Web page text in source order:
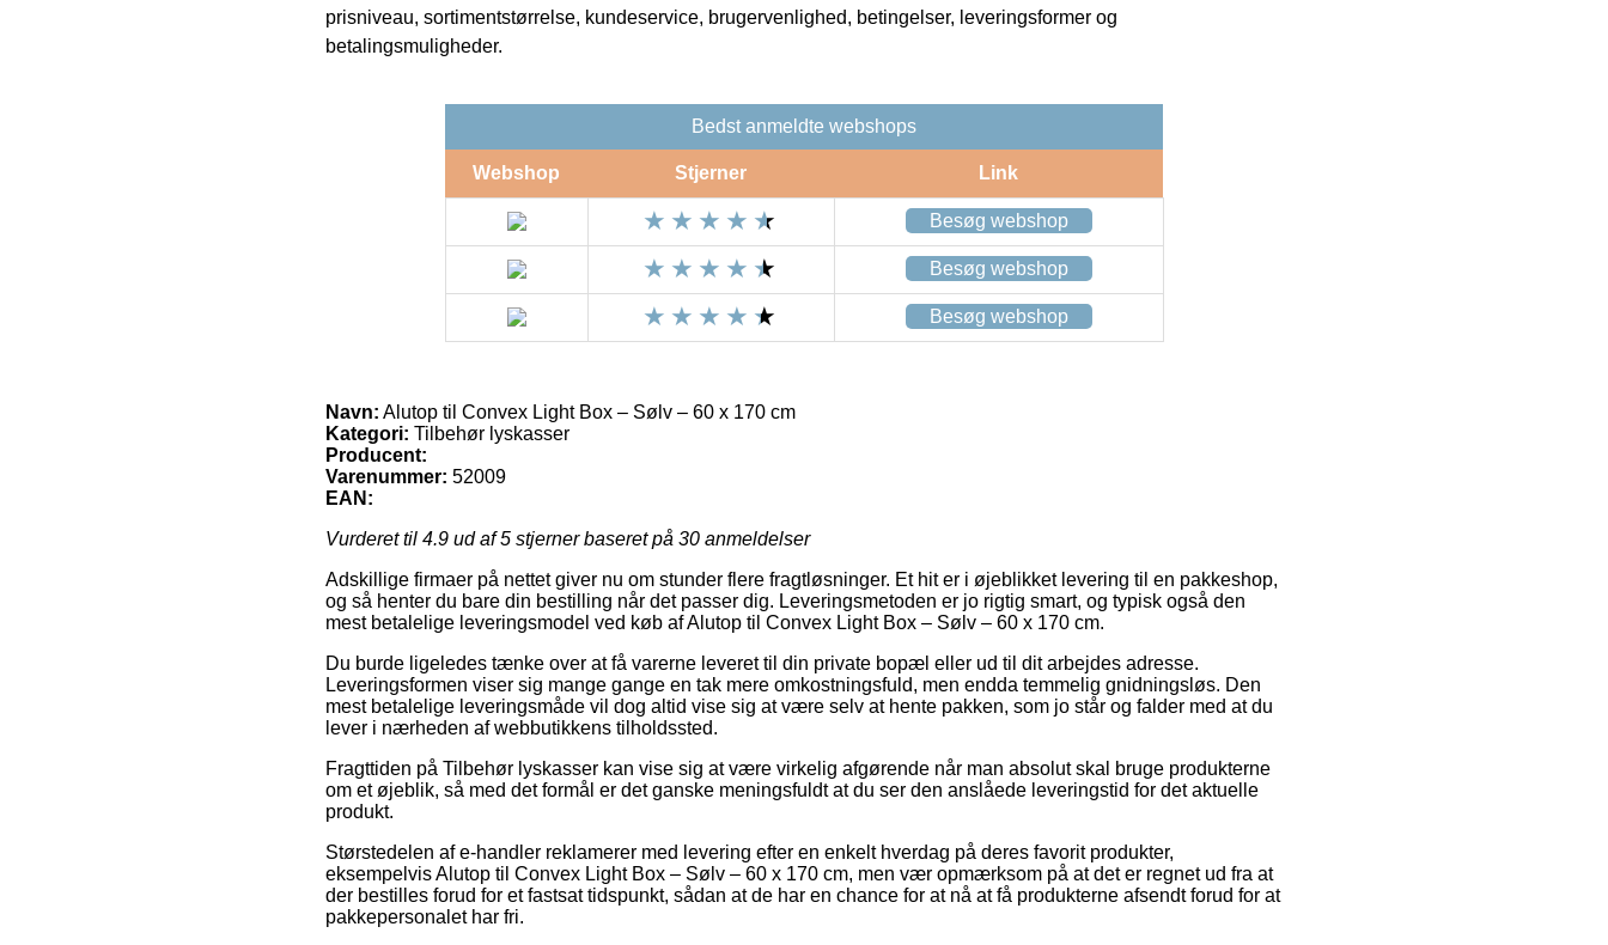
prisniveau, sortimentstørrelse, kundeservice, brugervenlighed, betingelser, leveringsformer og
betalingsmuligheder.
Bedst anmeldte webshops
Webshop Stjerner Link
Besøg webshop
Besøg webshop
Besøg webshop
Navn: Alutop til Convex Light Box – Sølv – 60 x 170 cm
Kategori: Tilbehør lyskasser
Producent:
Varenummer: 52009
EAN:
Vurderet til 4.9 ud af 5 stjerner baseret på 30 anmeldelser
Adskillige firmaer på nettet giver nu om stunder flere fragtløsninger. Et hit er i øjeblikket levering til en pakkeshop,
og så henter du bare din bestilling når det passer dig. Leveringsmetoden er jo rigtig smart, og typisk også den
mest betalelige leveringsmodel ved køb af Alutop til Convex Light Box – Sølv – 60 x 170 cm.
Du burde ligeledes tænke over at få varerne leveret til din private bopæl eller ud til dit arbejdes adresse.
Leveringsformen viser sig mange gange en tak mere omkostningsfuld, men endda temmelig gnidningsløs. Den
mest betalelige leveringsmåde vil dog altid vise sig at være selv at hente pakken, som jo står og falder med at du
lever i nærheden af webbutikkens tilholdssted.
Fragttiden på Tilbehør lyskasser kan vise sig at være virkelig afgørende når man absolut skal bruge produkterne
om et øjeblik, så med det formål er det ganske meningsfuldt at du ser den anslåede leveringstid for det aktuelle
produkt.
Størstedelen af e-handler reklamerer med levering efter en enkelt hverdag på deres favorit produkter,
eksempelvis Alutop til Convex Light Box – Sølv – 60 x 170 cm, men vær opmærksom på at det er regnet ud fra at
der bestilles forud for et fastsat tidspunkt, sådan at de har en chance for at nå at få produkterne afsendt forud for at
pakkepersonalet har fri.